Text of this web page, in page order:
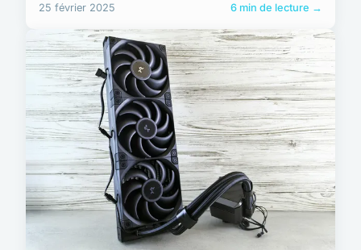
25 février 2025 6 min de lecture →